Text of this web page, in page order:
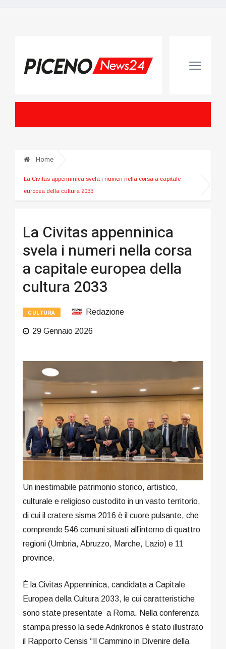
Home
La Civitas appenninica svela i numeri nella corsa a capitale
europea della cultura 2033
La Civitas appenninica
svela i numeri nella corsa
a capitale europea della
cultura 2033
CULTURA Redazione
29 Gennaio 2026
Un inestimabile patrimonio storico, artistico,
culturale e religioso custodito in un vasto territorio,
di cui il cratere sisma 2016 è il cuore pulsante, che
comprende 546 comuni situati all’interno di quattro
regioni (Umbria, Abruzzo, Marche, Lazio) e 11
province.
È la Civitas Appenninica, candidata a Capitale
Europea della Cultura 2033, le cui caratteristiche
sono state presentate a Roma. Nella conferenza
stampa presso la sede Adnkronos è stato illustrato
il Rapporto Censis “Il Cammino in Divenire della